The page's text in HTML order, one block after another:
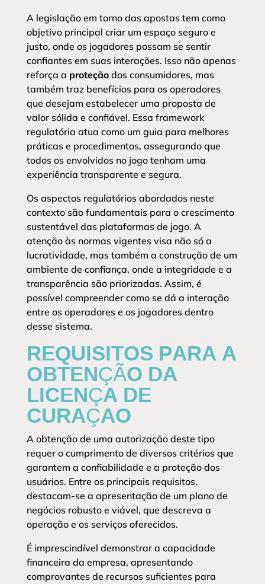
A legislação em torno das apostas tem como
objetivo principal criar um espaço seguro e
justo, onde os jogadores possam se sentir
confiantes em suas interações. Isso não apenas
reforça a proteçãodos consumidores, mas
também traz benefícios para os operadores
que desejam estabelecer uma proposta de
valor sólida e confiável. Essa framework
regulatória atua como um guia para melhores
práticas e procedimentos, assegurando que
todos os envolvidos no jogo tenham uma
experiência transparente e segura.
Os aspectos regulatórios abordados neste
contexto são fundamentais para o crescimento
sustentável das plataformas de jogo. A
atenção às normas vigentes visa não só a
lucratividade, mas também a construção de um
ambiente de confiança, onde a integridade e a
transparência são priorizadas. Assim, é
possível compreender como se dá a interação
entre os operadores e os jogadores dentro
desse sistema.
REQUISITOS PARA A
OBTENÇÃO DA
LICENÇA DE
CURAÇAO
A obtenção de uma autorização deste tipo
requer o cumprimento de diversos critérios que
garantem a confiabilidade e a proteção dos
usuários. Entre os principais requisitos,
destacam-se a apresentação de um plano de
negócios robusto e viável, que descreva a
operação e os serviços oferecidos.
É imprescindível demonstrar a capacidade
financeira da empresa, apresentando
comprovantes de recursos suficientes para